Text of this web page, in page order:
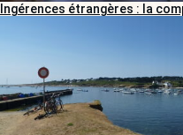
Ingérences étrangères : la